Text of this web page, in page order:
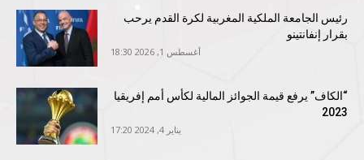
رئيس الجامعة الملكية المغربية لكرة القدم يرحب
بقرار إنفانتينو
أغسطس 1, 2026 18:30
“الكاف” يرفع قيمة الجوائز المالية لكأس أمم إفريقيا
2023
يناير 4, 2024 17:20